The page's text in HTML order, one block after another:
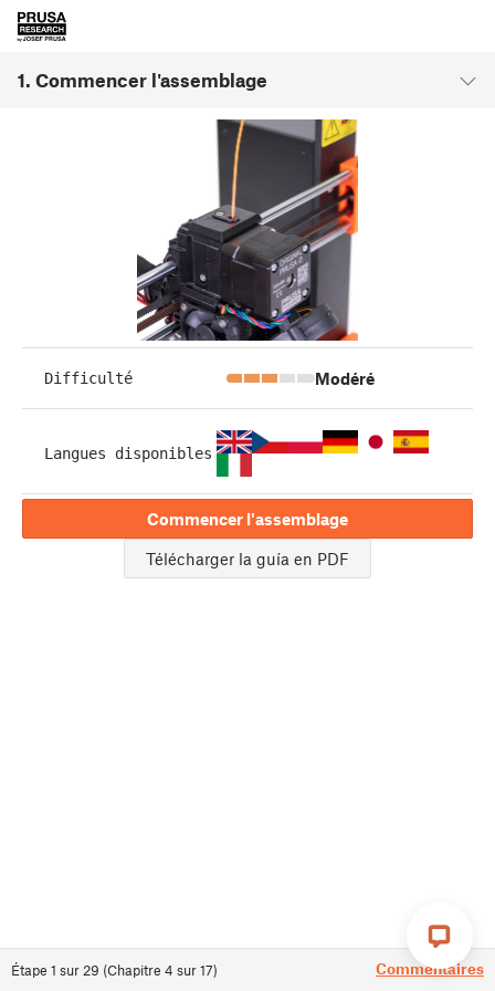
1. Commencer l'assemblage
Étape 1 sur 29 (Chapitre 4 sur17) Commentaires
Difficulté Modéré
Langues disponibles
Commencer l'assemblage
Télécharger la guía en PDF